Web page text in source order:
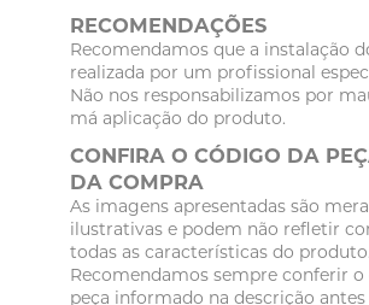
RECOMENDAÇÕES
Recomendamos que a instalação
realizada por um profissional
Não nos responsabilizamos por
má aplicação do produto.
CONFIRA O CÓDIGO DA
DA COMPRA
As imagens apresentadas são
ilustrativas e podem não refletir
todas as características do produto.
Recomendamos sempre conferir
peça informado na descrição